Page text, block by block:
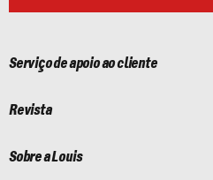
Serviço de apoio ao cliente
Revista
Sobre a Louis